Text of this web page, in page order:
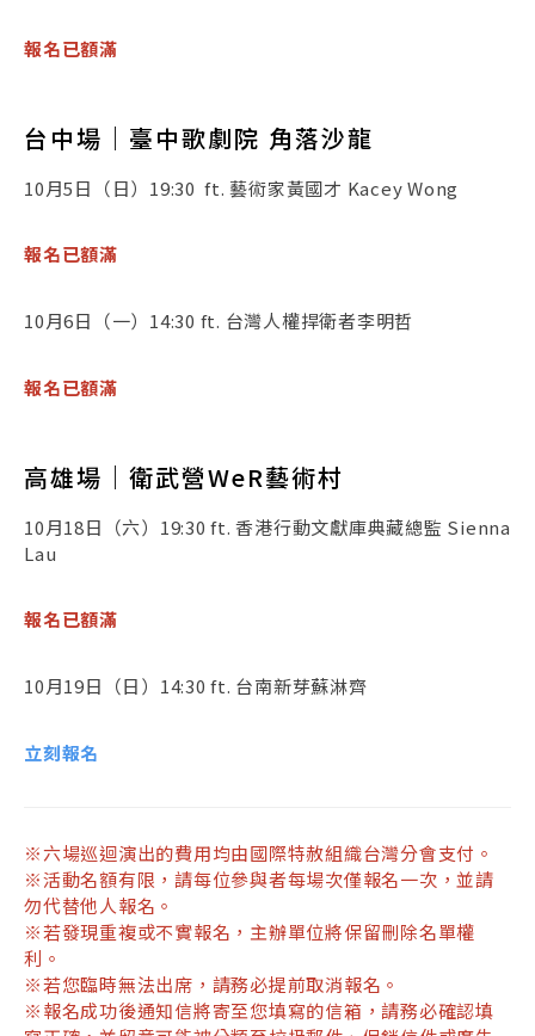
報名已額滿
台中場｜臺中歌劇院 角落沙龍
10月5日（日）19:30 ft. 藝術家黃國才 Kacey Wong
報名已額滿
10月6日（一）14:30 ft. 台灣人權捍衛者李明哲
報名已額滿
高雄場｜衛武營WeR藝術村
10月18日（六）19:30 ft. 香港行動文獻庫典藏總監 Sienna
Lau
報名已額滿
10月19日（日）14:30 ft. 台南新芽蘇淋齊
立刻報名
※六場巡迴演出的費用均由國際特赦組織台灣分會支付。
※活動名額有限，請每位參與者每場次僅報名一次，並請
勿代替他人報名。
※若發現重複或不實報名，主辦單位將保留刪除名單權
利。
※若您臨時無法出席，請務必提前取消報名。
※報名成功後通知信將寄至您填寫的信箱，請務必確認填